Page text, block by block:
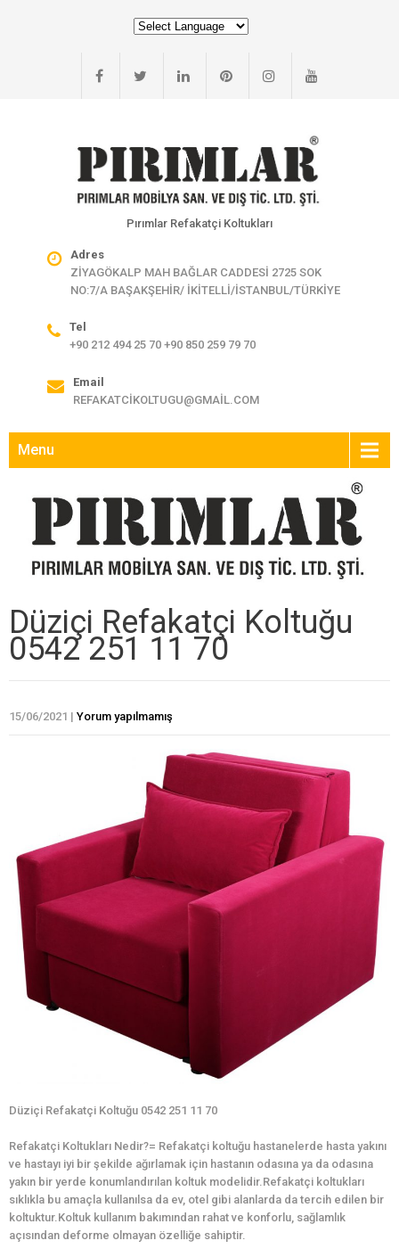
Pırımlar Refakatçi Koltukları
Adres
ZİYAGÖKALP MAH BAĞLAR CADDESİ 2725 SOK
NO:7/A BAŞAKŞEHİR/ İKİTELLİ/İSTANBUL/TÜRKİYE
Tel
+90 212 494 25 70 +90 850 259 79 70
Email
REFAKATCIKOLTUGU@GMAIL.COM
Menu
Düziçi Refakatçi Koltuğu
0542 251 11 70
15/06/2021 | Yorum yapılmamış
Düziçi Refakatçi Koltuğu 0542 251 11 70
Refakatçi Koltukları Nedir?= Refakatçi koltuğu hastanelerde hasta yakını
ve hastayı iyi bir şekilde ağırlamak için hastanın odasına ya da odasına
yakın bir yerde konumlandırılan koltuk modelidir.Refakatçi koltukları
sıklıkla bu amaçla kullanılsa da ev, otel gibi alanlarda da tercih edilen bir
koltuktur.Koltuk kullanım bakımından rahat ve konforlu, sağlamlık
açısından deforme olmayan özelliğe sahiptir.